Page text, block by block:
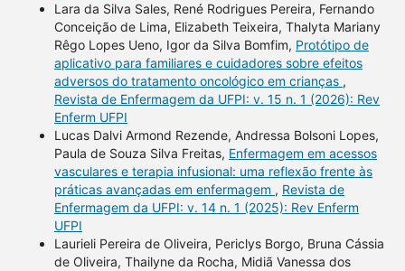
Lara da Silva Sales, René Rodrigues Pereira, Fernando
Conceição de Lima, Elizabeth Teixeira, Thalyta Mariany
Rêgo Lopes Ueno, Igor da Silva Bomfim, Protótipo de
aplicativo para familiares e cuidadores sobre efeitos
adversos do tratamento oncológico em crianças ,
Revista de Enfermagem da UFPI: v. 15 n. 1 (2026): Rev
Enferm UFPI
Lucas Dalvi Armond Rezende, Andressa Bolsoni Lopes,
Paula de Souza Silva Freitas, Enfermagem em acessos
vasculares e terapia infusional: uma reflexão frente às
práticas avançadas em enfermagem , Revista de
Enfermagem da UFPI: v. 14 n. 1 (2025): Rev Enferm
UFPI
Laurieli Pereira de Oliveira, Periclys Borgo, Bruna Cássia
de Oliveira, Thailyne da Rocha, Midiã Vanessa dos